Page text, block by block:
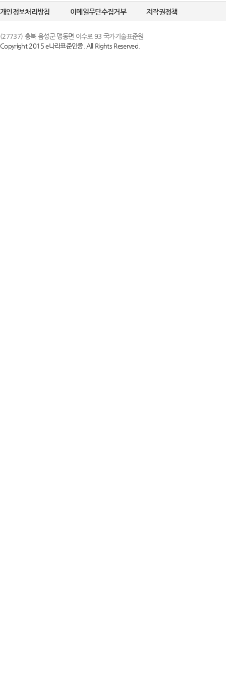
개인정보처리방침 이메일무단수집거부 저작권정책
(27737) 충북 음성군 맹동면 이수로 93 국가기술표준원
Copyright 2015 e나라표준인증. All Rights Reserved.